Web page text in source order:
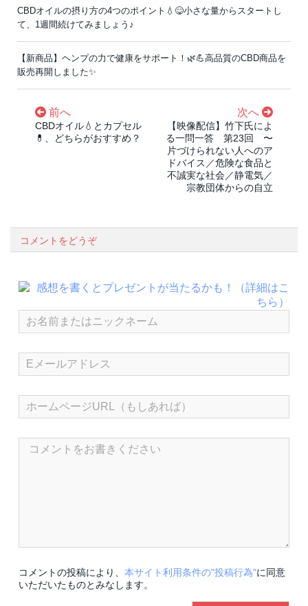
CBDオイルの摂り方の4つのポイント💧😋小さな量からスタートし
て、1週間続けてみましょう♪
【新商品】ヘンプの力で健康をサポート！🌿💪高品質のCBD商品を
販売再開しました✨️
前へ
CBDオイル💧とカプセル
💊、どちらがおすすめ？
次へ
【映像配信】竹下氏によ
る一問一答 第23回 〜
片づけられない人へのア
ドバイス／危険な食品と
不誠実な社会／静電気／
宗教団体からの自立
コメントをどうぞ
コメントの投稿により、 本サイト利用条件の"投稿行為"に同意
いただいたものとみなします。